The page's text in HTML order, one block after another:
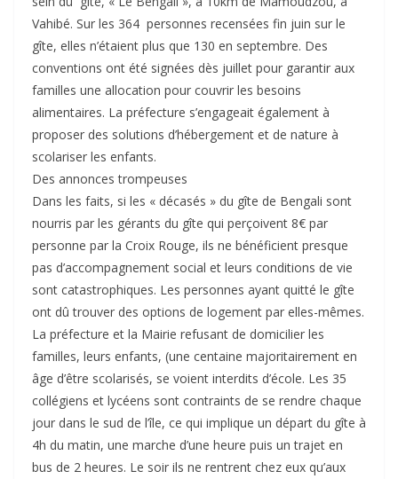
Vahibé. Sur les 364 personnes recensées fin juin sur le
gîte, elles n’étaient plus que 130 en septembre. Des
conventions ont été signées dès juillet pour garantir aux
familles une allocation pour couvrir les besoins
alimentaires. La préfecture s’engageait également à
proposer des solutions d’hébergement et de nature à
scolariser les enfants.
Des annonces trompeuses
Dans les faits, si les « décasés » du gîte de Bengali sont
nourris par les gérants du gîte qui perçoivent 8€ par
personne par la Croix Rouge, ils ne bénéficient presque
pas d’accompagnement social et leurs conditions de vie
sont catastrophiques. Les personnes ayant quitté le gîte
ont dû trouver des options de logement par elles-mêmes.
La préfecture et la Mairie refusant de domicilier les
familles, leurs enfants, (une centaine majoritairement en
âge d’être scolarisés, se voient interdits d’école. Les 35
collégiens et lycéens sont contraints de se rendre chaque
jour dans le sud de l’île, ce qui implique un départ du gîte à
4h du matin, une marche d’une heure puis un trajet en
bus de 2 heures. Le soir ils ne rentrent chez eux qu’aux